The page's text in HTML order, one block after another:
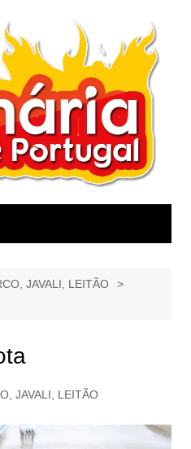
JAVALI, LEITÃO
JAVALI, LEITÃO